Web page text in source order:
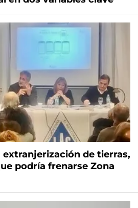
extranjerización de tierras,
podría frenarse Zona